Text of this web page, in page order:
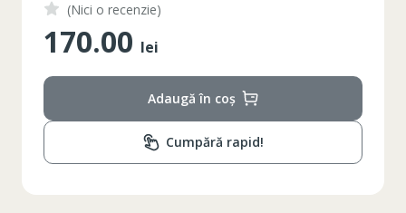
(Nici o recenzie)
170.00 lei
Adaugă în coș
Cumpără rapid!